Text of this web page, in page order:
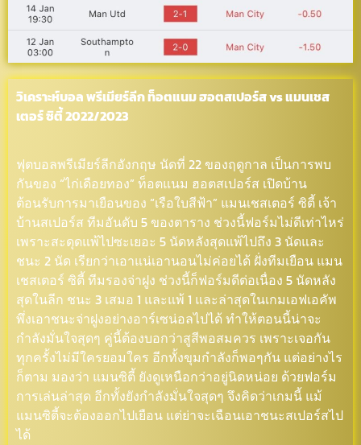
วิเคราะห์บอล พรีเมียร์ลีก ท็อตแนม ฮอตสเปอร์ส vs แมนเชส
เตอร์ ซิตี้ 2022/2023
ฟุตบอลพรีเมียร์ลีกอังกฤษ นัดที่ 22 ของฤดูกาล เป็นการพบ
กันของ “ไก่เดือยทอง” ท็อตแนม ฮอตสเปอร์ส เปิดบ้าน
ต้อนรับการมาเยือนของ “เรือใบสีฟ้า” แมนเชสเตอร์ ซิตี้ เจ้า
บ้านสเปอร์ส ทีมอันดับ 5 ของตาราง ช่วงนี้ฟอร์มไม่ดีเท่าไหร่
เพราะสะดุดแพ้ไปซะเยอะ 5 นัดหลังสุดแพ้ไปถึง 3 นัดและ
ชนะ 2 นัด เรียกว่าเอาแน่เอานอนไม่ค่อยได้ ฝั่งทีมเยือน แมน
เชสเตอร์ ซิตี้ ทีมรองจ่าฝูง ช่วงนี้ก็ฟอร์มดีต่อเนื่อง 5 นัดหลัง
สุดในลีก ชนะ 3 เสมอ 1 และแพ้ 1 และล่าสุดในเกมเอฟเอคัพ
พึ่งเอาชนะจ่าฝูงอย่างอาร์เซน่อลไปได้ ทำให้ตอนนี้น่าจะ
กำลังมั่นใจสุดๆ คู่นี้ต้องบอกว่าสูสีพอสมควร เพราะเจอกัน
ทุกครั้งไม่มีใครยอมใคร อีกทั้งขุมกำลังก็พอๆกัน แต่อย่างไร
ก็ตาม มองว่า แมนซิตี้ ยังดูเหนือกว่าอยู่นิดหน่อย ด้วยฟอร์ม
การเล่นล่าสุด อีกทั้งยังกำลังมั่นใจสุดๆ จึงคิดว่าเกมนี้ แม้
แมนซิตี้จะต้องออกไปเยือน แต่ย่าจะเฉือนเอาชนะสเปอร์สไป
ได้